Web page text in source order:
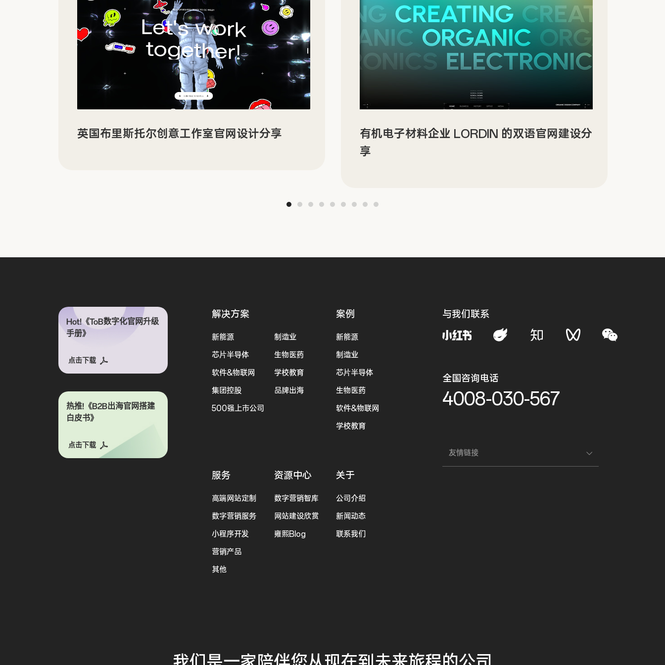
有机电子材料企业 LORDIN 的双语官网建设分
ORBYT 多场景沉浸式数字文化场馆网站设计
分享
Hot!《ToB数字化官网升级
手册》
点击下载
热推!《B2B出海官网搭建
白皮书》
点击下载
解决方案
新能源
制造业
芯片半导体
生物医药
软件&物联网
学校教育
集团控股
品牌出海
500强上市公司
案例
新能源
制造业
芯片半导体
生物医药
软件&物联网
学校教育
服务
高端网站定制
数字营销服务
小程序开发
营销产品
其他
资源中心
数字营销智库
网站建设欣赏
雍熙Blog
关于
公司介绍
新闻动态
联系我们
与我们联系
全国咨询电话
4008-030-567
友情链接